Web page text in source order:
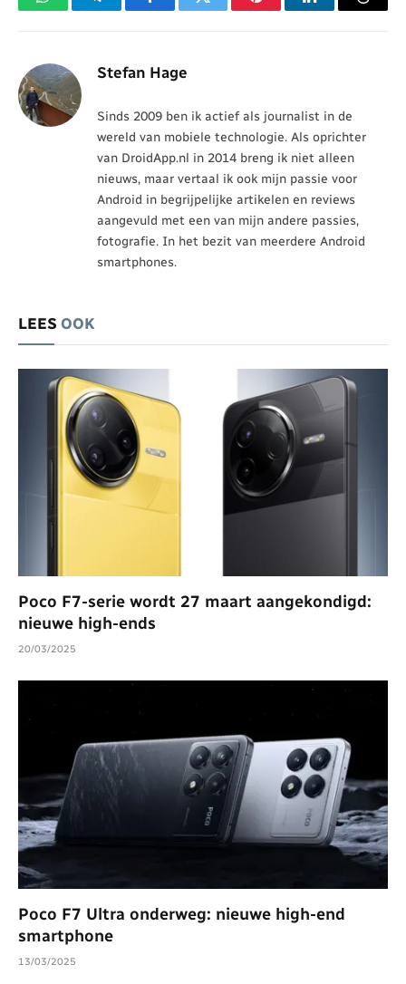
WhatsAppTelegramFacebookTwitter PinterestLinkedIn
Stefan Hage
Sinds 2009 ben ik actief als journalist in de
wereld van mobiele technologie. Als oprichter
van DroidApp.nl in 2014 breng ik niet alleen
nieuws, maar vertaal ik ook mijn passie voor
Android in begrijpelijke artikelen en reviews
aangevuld met een van mijn andere passies,
fotografie. In het bezit van meerdere Android
smartphones.
LEES OOK
Poco F7-serie wordt 27 maart aangekondigd:
nieuwe high-ends
20/03/2025
Poco F7 Ultra onderweg: nieuwe high-end
smartphone
13/03/2025